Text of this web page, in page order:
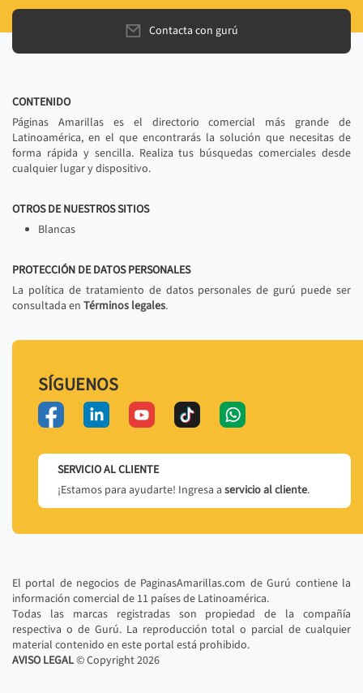
Contacta con gurú
CONTENIDO
Páginas Amarillas es el directorio comercial más grande de
Latinoamérica, en el que encontrarás la solución que necesitas de
forma rápida y sencilla. Realiza tus búsquedas comerciales desde
cualquier lugar y dispositivo.
OTROS DE NUESTROS SITIOS
Blancas
PROTECCIÓN DE DATOS PERSONALES
La política de tratamiento de datos personales de gurú puede ser
consultada en Términos legales.
SÍGUENOS
SERVICIO AL CLIENTE
¡Estamos para ayudarte! Ingresa a servicio al cliente.
El portal de negocios de PaginasAmarillas.com de Gurú contiene la
información comercial de 11 países de Latinoamérica.
Todas las marcas registradas son propiedad de la compañía
respectiva o de Gurú. La reproducción total o parcial de cualquier
material contenido en este portal está prohibido.
AVISO LEGAL© Copyright2026